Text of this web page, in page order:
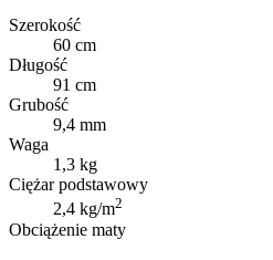
Szerokość
60 cm
Długość
91 cm
Grubość
9,4 mm
Waga
1,3 kg
Ciężar podstawowy
2,4 kg/m2
Obciążenie maty